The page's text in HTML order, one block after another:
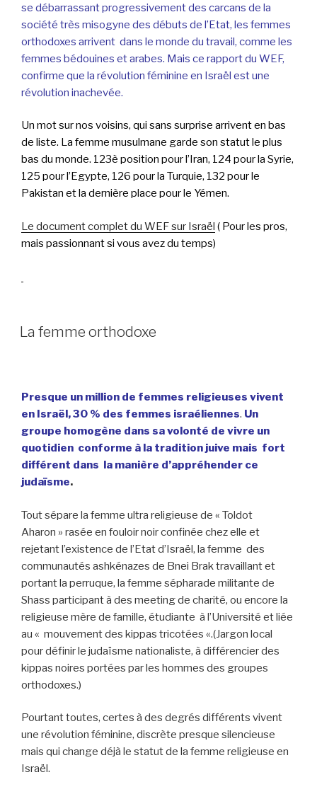
se débarrassant progressivement des carcans de la
société très misogyne des débuts de l’Etat, les femmes
orthodoxes arrivent dans le monde du travail, comme les
femmes bédouines et arabes. Mais ce rapport du WEF,
confirme que la révolution féminine en Israël est une
révolution inachevée.
Un mot sur nos voisins, qui sans surprise arrivent en bas
de liste. La femme musulmane garde son statut le plus
bas du monde. 123è position pour l’Iran, 124 pour la Syrie,
125 pour l’Egypte, 126 pour la Turquie, 132 pour le
Pakistan et la dernière place pour le Yémen.
Le document complet du WEF sur Israël ( Pour les pros,
mais passionnant si vous avez du temps)
La femme orthodoxe
Presque un million de femmes religieuses vivent
en Israël, 30 % des femmes israéliennes. Un
groupe homogène dans sa volonté de vivre un
quotidien conforme à la tradition juive mais fort
différent dans la manière d’appréhender ce
judaïsme.
Tout sépare la femme ultra religieuse de « Toldot
Aharon » rasée en fouloir noir confinée chez elle et
rejetant l’existence de l’Etat d’Israël, la femme des
communautés ashkénazes de Bnei Brak travaillant et
portant la perruque, la femme sépharade militante de
Shass participant à des meeting de charité, ou encore la
religieuse mère de famille, étudiante à l’Université et liée
au « mouvement des kippas tricotées «.(Jargon local
pour définir le judaïsme nationaliste, à différencier des
kippas noires portées par les hommes des groupes
orthodoxes.)
Pourtant toutes, certes à des degrés différents vivent
une révolution féminine, discrète presque silencieuse
mais qui change déjà le statut de la femme religieuse en
Israël.